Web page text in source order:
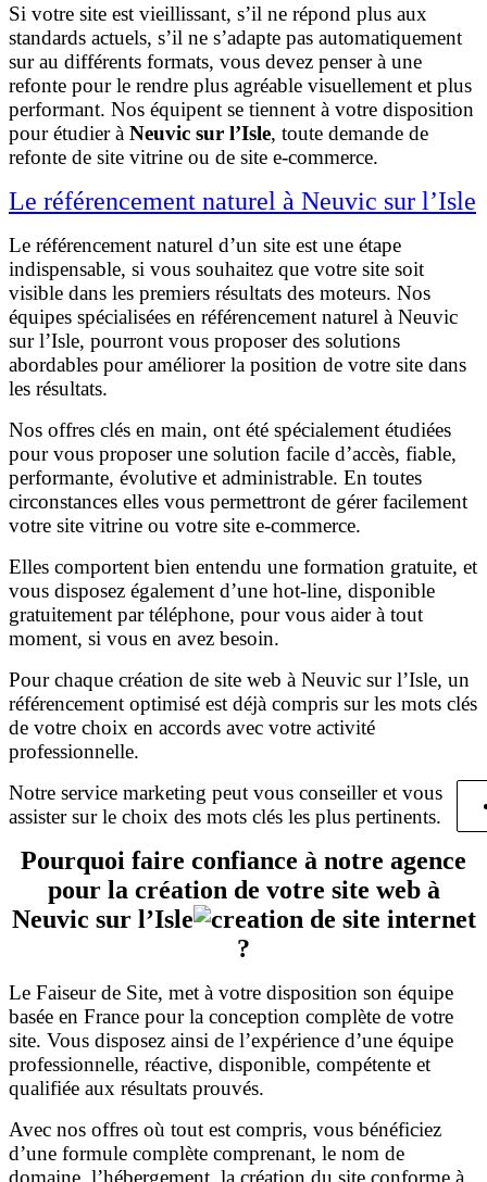
Si votre site est vieillissant, s’il ne répond plus aux
standards actuels, s’il ne s’adapte pas automatiquement
sur au différents formats, vous devez penser à une
refonte pour le rendre plus agréable visuellement et plus
performant. Nos équipent se tiennent à votre disposition
pour étudier à Neuvic sur l’Isle, toute demande de
refonte de site vitrine ou de site e-commerce.
Le référencement naturel à Neuvic sur l’Isle
Le référencement naturel d’un site est une étape
indispensable, si vous souhaitez que votre site soit
visible dans les premiers résultats des moteurs. Nos
équipes spécialisées en référencement naturel à Neuvic
sur l’Isle, pourront vous proposer des solutions
abordables pour améliorer la position de votre site dans
les résultats.
Nos offres clés en main, ont été spécialement étudiées
pour vous proposer une solution facile d’accès, fiable,
performante, évolutive et administrable. En toutes
circonstances elles vous permettront de gérer facilement
votre site vitrine ou votre site e-commerce.
Elles comportent bien entendu une formation gratuite, et
vous disposez également d’une hot-line, disponible
gratuitement par téléphone, pour vous aider à tout
moment, si vous en avez besoin.
Pour chaque création de site web à Neuvic sur l’Isle, un
référencement optimisé est déjà compris sur les mots clés
de votre choix en accords avec votre activité
professionnelle.
Notre service marketing peut vous conseiller et vous
assister sur le choix des mots clés les plus pertinents.
Pourquoi faire confiance à notre agence
pour la création de votre site web à
Neuvic sur l’Isle
?
Le Faiseur de Site, met à votre disposition son équipe
basée en France pour la conception complète de votre
site. Vous disposez ainsi de l’expérience d’une équipe
professionnelle, réactive, disponible, compétente et
qualifiée aux résultats prouvés.
Avec nos offres où tout est compris, vous bénéficiez
d’une formule complète comprenant, le nom de
domaine, l’hébergement, la création du site conforme à